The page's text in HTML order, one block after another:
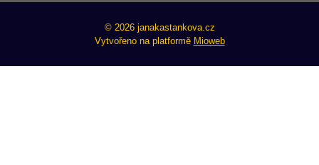
© 2026 janakastankova.cz
Vytvořeno na platformě Mioweb